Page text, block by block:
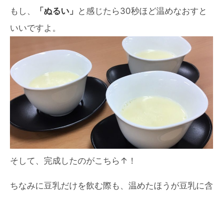
もし、
「ぬるい」 と感じたら30秒ほど温めなおすと
いいですよ。
そして、完成したのがこちら↑！
ちなみに豆乳だけを飲む際も、温めたほうが豆乳に含